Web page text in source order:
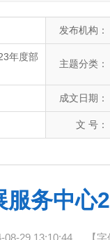
发布机构：
年度部
主题分类：
成文日期：
文 号：
务中心
08-29 13:10:44 【